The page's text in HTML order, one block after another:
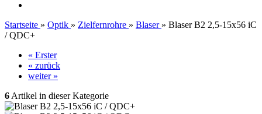
Startseite » Optik » Zielfernrohre » Blaser » Blaser B2 2,5-15x56 iC
/ QDC+
« Erster
« zurück
weiter »
6 Artikel in dieser Kategorie